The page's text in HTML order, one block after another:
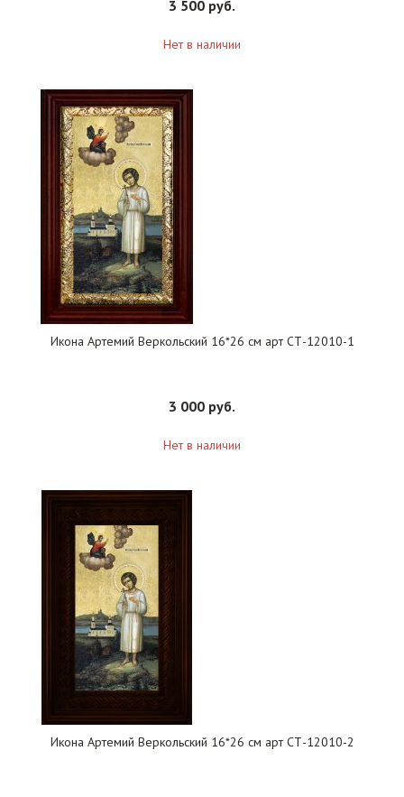
3 500 руб.
Нет в наличии
Икона Артемий Веркольский 16*26 см арт СТ-12010-1
3 000 руб.
Нет в наличии
Икона Артемий Веркольский 16*26 см арт СТ-12010-2